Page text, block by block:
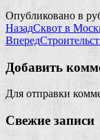
Опубликовано в
НазадСквот в
Вперед
Добавить
Для отправки
Свежие записи